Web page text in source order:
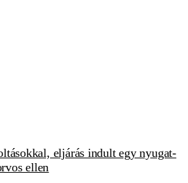
eljárás indult egy nyugat-
ellen